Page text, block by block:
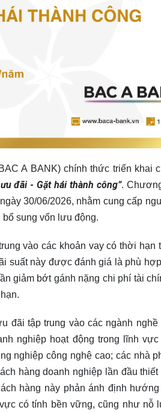
A BANK) chính thức triển khai
ưu đãi - Gặt hái thành công”.
30/06/2026, nhằm cung cấp
sung vốn lưu động.
vào các khoản vay có thời hạn
suất này được đánh giá là phù
giảm bớt gánh nặng chi phí tài
tập trung vào các ngành nghề
nghiệp hoạt động trong lĩnh
nghiệp công nghệ cao; các nhà
hàng doanh nghiệp lần đầu
hàng này phản ánh định
có tính bền vững, cũng như nỗ